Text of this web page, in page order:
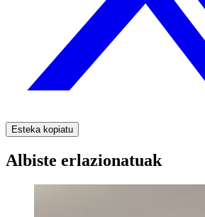
Esteka kopiatu
Albiste erlazionatuak